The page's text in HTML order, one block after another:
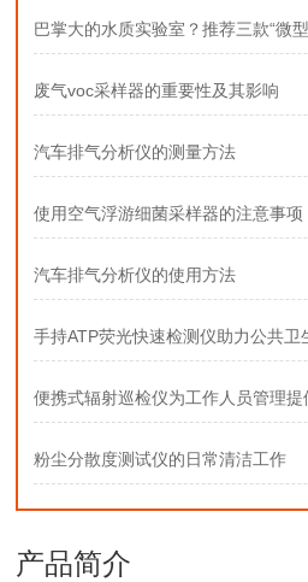
巴掌大的水质实验室？推荐三款“微
废气voc采样器的重要性及其影响
汽车排气分析仪的测量方法
使用空气浮游细菌采样器的注意事项
汽车排气分析仪的使用方法
手持ATP荧光快速检测仪助力公共卫
便携式辐射巡检仪为工作人员管理提
粉尘分散度测试仪的日常清洁工作
产品简介